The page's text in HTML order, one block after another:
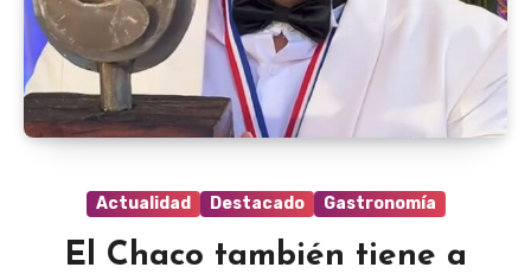
Actualidad Destacado Gastronomía
El Chaco también tiene a